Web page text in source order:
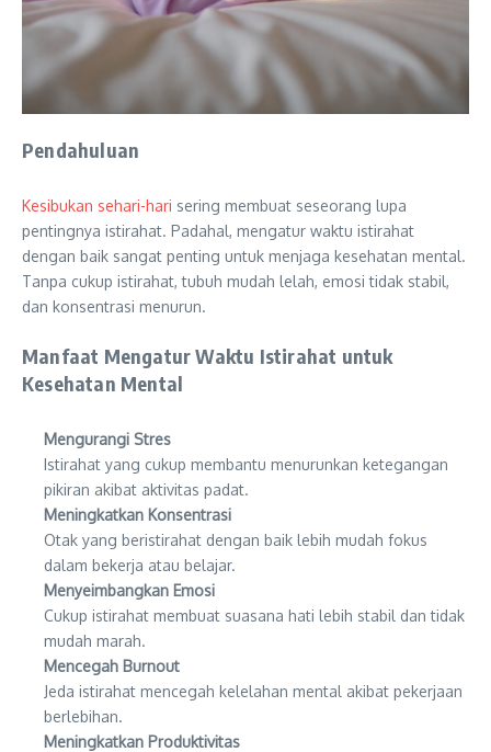
Pendahuluan
Kesibukan sehari-hari sering membuat seseorang lupa
pentingnya istirahat. Padahal, mengatur waktu istirahat
dengan baik sangat penting untuk menjaga kesehatan mental.
Tanpa cukup istirahat, tubuh mudah lelah, emosi tidak stabil,
dan konsentrasi menurun.
Manfaat Mengatur Waktu Istirahat untuk
Kesehatan Mental
Mengurangi Stres
Istirahat yang cukup membantu menurunkan ketegangan
pikiran akibat aktivitas padat.
Meningkatkan Konsentrasi
Otak yang beristirahat dengan baik lebih mudah fokus
dalam bekerja atau belajar.
Menyeimbangkan Emosi
Cukup istirahat membuat suasana hati lebih stabil dan tidak
mudah marah.
Mencegah Burnout
Jeda istirahat mencegah kelelahan mental akibat pekerjaan
berlebihan.
Meningkatkan Produktivitas